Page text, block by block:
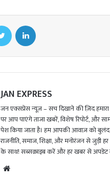
JAN EXPRESS
जन एक्सप्रेस न्यूज़ – सच दिखाने की ज़िद
पर आप पाएंगे ताजा खबरें, विशेष रिपोर्ट, और
पेश किया जाता है। हम आपकी आवाज़ को
राजनीति, समाज, शिक्षा, और मनोरंजन से
के साथ! सब्सक्राइब करें और हर खबर से अपडेट